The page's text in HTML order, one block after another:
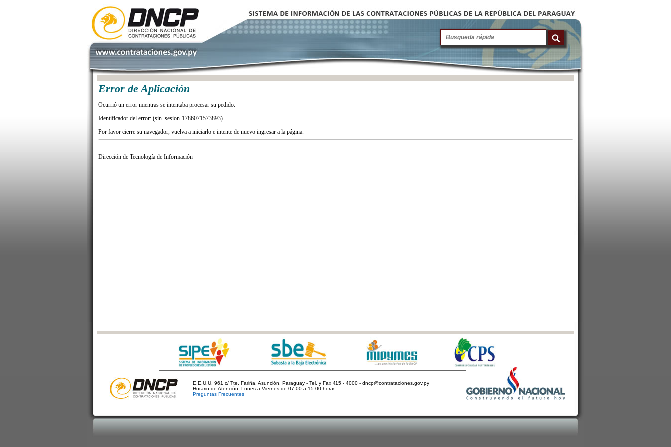
Error de Aplicación
Ocurrió un error mientras se intentaba procesar su pedido.
Identificador del error: (sin_sesion-1786071573893)
Por favor cierre su navegador, vuelva a iniciarlo e intente de nuevo ingresar a la página.
Dirección de Tecnología de Información
E.E.U.U. 961 c/ Tte. Fariña. Asunción, Paraguay - Tel. y Fax 415 - 4000 - dncp@contrataciones.gov.py
Horario de Atención: Lunes a Viernes de 07:00 a 15:00 horas
Preguntas Frecuentes